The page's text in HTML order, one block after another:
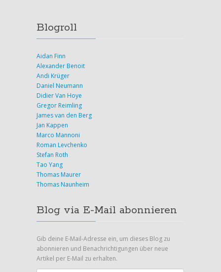
Blogroll
Aidan Finn
Alexander Benoit
Andi Krüger
Daniel Neumann
Didier Van Hoye
Gregor Reimling
James van den Berg
Jan Kappen
Marco Mannoni
Roman Levchenko
Stefan Roth
Tao Yang
Thomas Maurer
Thomas Naunheim
Blog via E-Mail abonnieren
Gib deine E-Mail-Adresse ein, um dieses Blog zu
abonnieren und Benachrichtigungen über neue
Artikel per E-Mail zu erhalten.